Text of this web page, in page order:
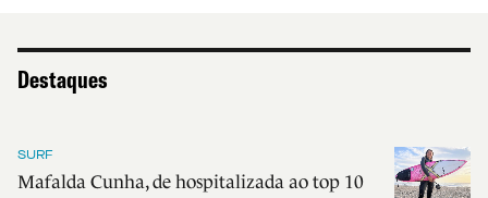
Destaques
SURF
Mafalda Cunha, de hospitalizada ao top 10